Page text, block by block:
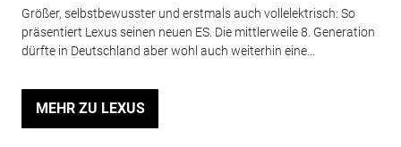
Größer, selbstbewusster und erstmals auch vollelektrisch: So
präsentiert Lexus seinen neuen ES. Die mittlerweile 8. Generation
dürfte in Deutschland aber wohl auch weiterhin eine...
MEHR ZU LEXUS